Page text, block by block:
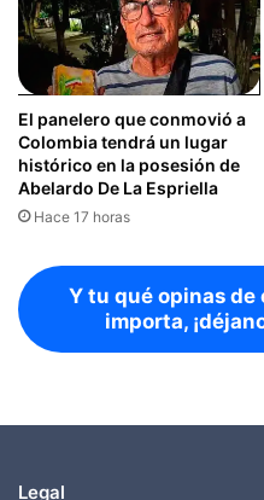
El panelero que conmovió a
Colombia tendrá un lugar
histórico en la posesión de
Abelardo De La Espriella
Hace 17 horas
Y tu qué opinas de
importa,
Legal